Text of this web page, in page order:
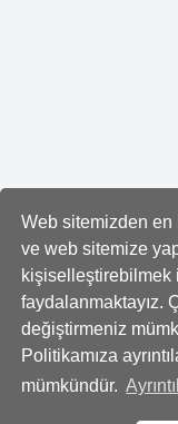
Web sitemizden
ve web sitemize
kişiselleştirebilmek
faydalanmaktayız.
değiştirmeniz
Politikamıza
mümkündür.